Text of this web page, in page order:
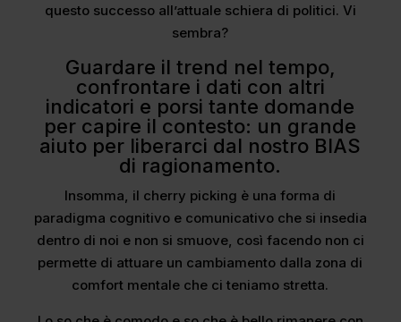
questo successo all’attuale schiera di politici. Vi
sembra?
Guardare il trend nel tempo,
confrontare i dati con altri
indicatori e porsi tante domande
per capire il contesto: un grande
aiuto per liberarci dal nostro BIAS
di ragionamento.
Insomma, il cherry picking è una forma di
paradigma cognitivo e comunicativo che si insedia
dentro di noi e non si smuove, così facendo non ci
permette di attuare un cambiamento dalla zona di
comfort mentale che ci teniamo stretta.